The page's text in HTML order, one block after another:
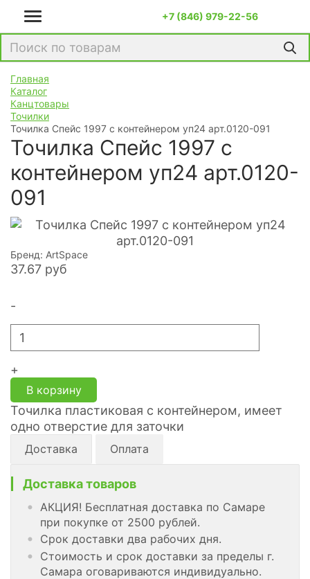
+7 (846) 979-22-56
Главная
Каталог
Канцтовары
Точилки
Точилка Спейс 1997 с контейнером уп24 арт.0120-091
Точилка Спейс 1997 с
контейнером уп24 арт.0120-
091
Бренд: ArtSpace
37.67 руб
-
+
В корзину
Точилка пластиковая с контейнером, имеет
одно отверстие для заточки
Доставка Оплата
Доставка товаров
АКЦИЯ! Бесплатная доставка по Самаре
при покупке от 2500 рублей.
Срок доставки два рабочих дня.
Стоимость и срок доставки за пределы г.
Самара оговариваются индивидуально.